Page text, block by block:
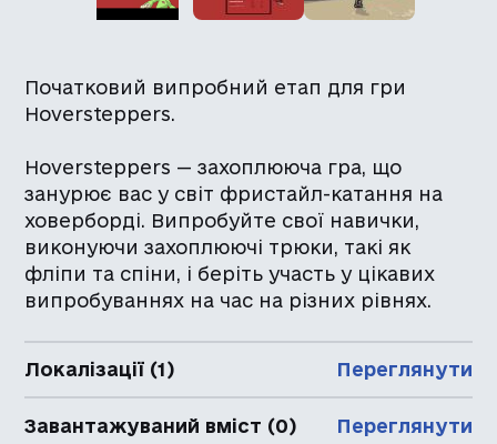
Початковий випробний етап для гри
Hoversteppers.
Hoversteppers — захоплююча гра, що
занурює вас у світ фристайл-катання на
ховерборді. Випробуйте свої навички,
виконуючи захоплюючі трюки, такі як
фліпи та спіни, і беріть участь у цікавих
випробуваннях на час на різних рівнях.
Локалізації (1) Переглянути
Завантажуваний вміст (0) Переглянути